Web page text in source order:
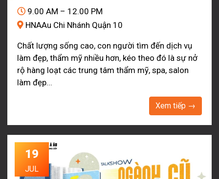
9.00 AM – 12.00 PM
HNAAu Chi Nhánh Quận 10
Chất lượng sống cao, con người tìm đến dịch vụ
làm đẹp, thẩm mỹ nhiều hơn, kéo theo đó là sự nở
rộ hàng loạt các trung tâm thẩm mỹ, spa, salon
làm đẹp...
Xem tiếp →
19
JUL